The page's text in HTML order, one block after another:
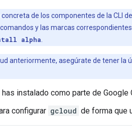
de los componentes de la CLI
y las marcas
alpha
anteriormente, asegúrate de tener la
has instalado como parte de Google
configurar gcloud de forma que